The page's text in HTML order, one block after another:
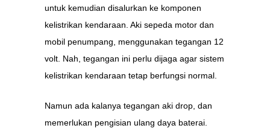
untuk kemudian disalurkan ke komponen
kelistrikan kendaraan. Aki sepeda motor dan
mobil penumpang, menggunakan tegangan 12
volt. Nah, tegangan ini perlu dijaga agar sistem
kelistrikan kendaraan tetap berfungsi normal.
Namun ada kalanya tegangan aki drop, dan
memerlukan pengisian ulang daya baterai.